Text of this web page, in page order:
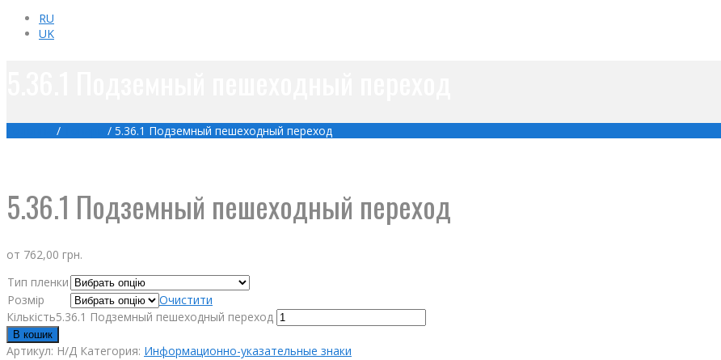
RU
UK
/ / 5.36.1 Подземный пешеходный переход
5.36.1 Подземный пешеходный переход
от 762,00 грн.
Тип пленки
Розмір
Очистити
Кількість5.36.1 Подземный пешеходный переход
В кошик
Артикул: Н/Д Категория: Информационно-указательные знаки